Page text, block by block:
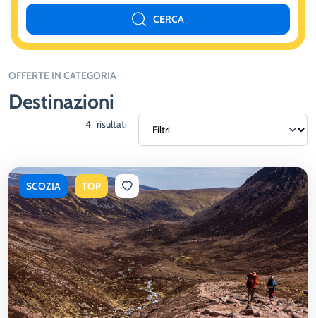
CERCA
OFFERTE IN CATEGORIA
Destinazioni
4 risultati
SCOZIA TOP